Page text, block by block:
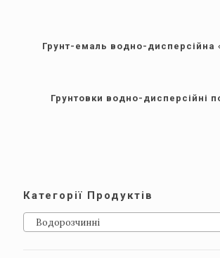
Грунт-емаль водно-дисперсійна
Грунтовки водно-дисперсійні
Категорії Продуктів
Водорозчинні